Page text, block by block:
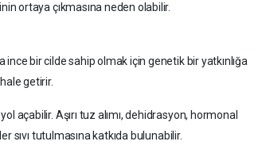
ortaya çıkmasına neden olabilir.
bir cilde sahip olmak için genetik bir yatkınlığa
getirir.
açabilir. Aşırı tuz alımı, dehidrasyon, hormonal
sıvı tutulmasına katkıda bulunabilir.